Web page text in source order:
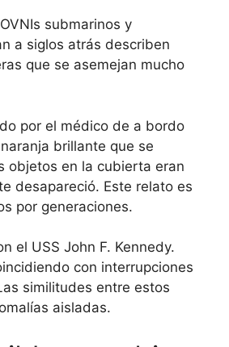
submarinos y
a siglos atrás describen
que se asemejan mucho
por el médico de a bordo
brillante que se
objetos en la cubierta eran
desapareció. Este relato es
por generaciones.
el USS John F. Kennedy.
con interrupciones
similitudes entre estos
aisladas.